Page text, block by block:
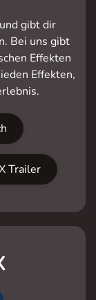
gibt dir
Bei uns gibt
Effekten
Effekten,
Trailer